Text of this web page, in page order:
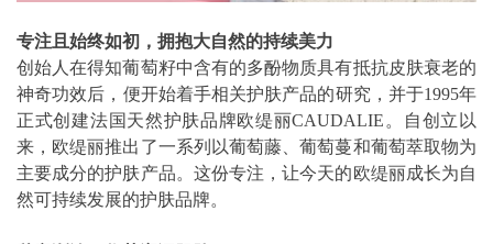
专注且始终如初，拥抱大自然的持续美力
创始人在得知葡萄籽中含有的多酚物质具有抵抗皮肤衰老的
神奇功效后，便开始着手相关护肤产品的研究，并于1995年
正式创建法国天然护肤品牌欧缇丽CAUDALIE。自创立以
来，欧缇丽推出了一系列以葡萄藤、葡萄蔓和葡萄萃取物为
主要成分的护肤产品。这份专注，让今天的欧缇丽成长为自
然可持续发展的护肤品牌。